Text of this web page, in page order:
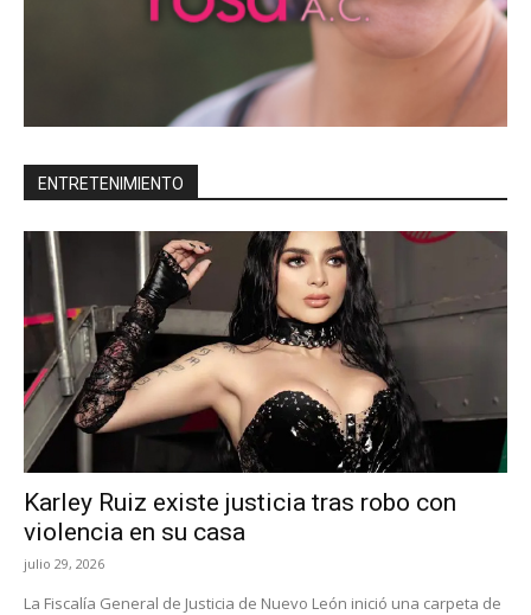
ENTRETENIMIENTO
Karley Ruiz existe justicia tras robo con
violencia en su casa
julio 29, 2026
La Fiscalía General de Justicia de Nuevo León inició una carpeta de